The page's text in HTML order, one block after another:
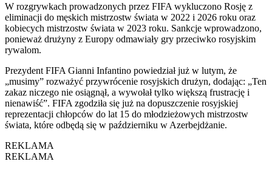
W rozgrywkach prowadzonych przez FIFA wykluczono Rosję z
eliminacji do męskich mistrzostw świata w 2022 i 2026 roku oraz
kobiecych mistrzostw świata w 2023 roku. Sankcje wprowadzono,
ponieważ drużyny z Europy odmawiały gry przeciwko rosyjskim
rywalom.
Prezydent FIFA Gianni Infantino powiedział już w lutym, że
„musimy” rozważyć przywrócenie rosyjskich drużyn, dodając: „Ten
zakaz niczego nie osiągnął, a wywołał tylko większą frustrację i
nienawiść”. FIFA zgodziła się już na dopuszczenie rosyjskiej
reprezentacji chłopców do lat 15 do młodzieżowych mistrzostw
świata, które odbędą się w październiku w Azerbejdżanie.
REKLAMA
REKLAMA